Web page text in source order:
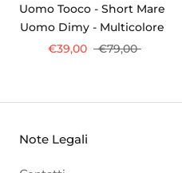
Uomo Tooco - Short Mare
Uomo Dimy - Multicolore
€39,00
€79,00
Note Legali